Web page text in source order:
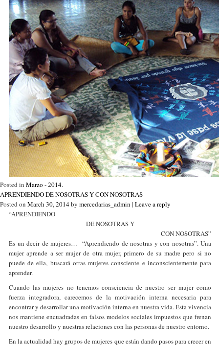
Posted in Marzo - 2014.
APRENDIENDO DE NOSOTRAS Y CON NOSOTRAS
Posted on March 30, 2014by mercedarias_admin | Leave a reply
“APRENDIENDO
DE NOSOTRAS Y
CON NOSOTRAS”
Es un decir de mujeres… “Aprendiendo de nosotras y con nosotras”. Una
mujer aprende a ser mujer de otra mujer, primero de su madre pero si no
puede de ella, buscará otras mujeres consciente e inconscientemente para
aprender.
Cuando las mujeres no tenemos consciencia de nuestro ser mujer como
fuerza integradora, carecemos de la motivación interna necesaria para
encontrar y desarrollar una motivación interna en nuestra vida. Esta vivencia
nos mantiene encuadradas en falsos modelos sociales impuestos que frenan
nuestro desarrollo y nuestras relaciones con las personas de nuestro entorno.
En la actualidad hay grupos de mujeres que están dando pasos para crecer en